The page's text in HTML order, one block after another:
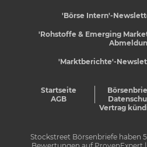
'Börse Intern'-
'Rohstoffe & Emerging
'Marktberichte'-
Startseite
AGB
Vertrag
Stockstreet Börsenbriefe haben